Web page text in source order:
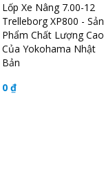
Lốp Xe Nâng 7.00-12
Trelleborg XP800 - Sản
Phẩm Chất Lượng Cao
Của Yokohama Nhật
Bản
0 ₫